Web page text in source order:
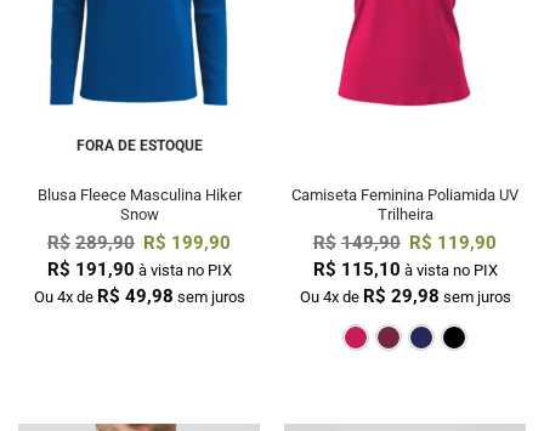
FORA DE ESTOQUE
Blusa Fleece Masculina Hiker
Snow
R$ 289,90 R$ 199,90
R$ 191,90 à vista no PIX
Ou 4x de R$ 49,98 sem juros
Camiseta Feminina Poliamida UV
Trilheira
R$ 149,90 R$ 119,90
R$ 115,10 à vista no PIX
Ou 4x de R$ 29,98 sem juros
Pink